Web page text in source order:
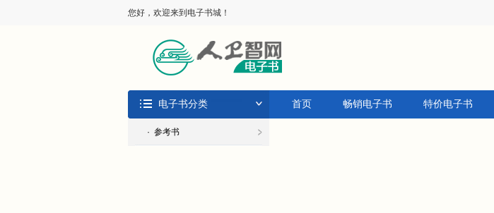
您好，欢迎来到电子书城！
电子书分类 首页 畅销电子书 特价电子书
· 参考书